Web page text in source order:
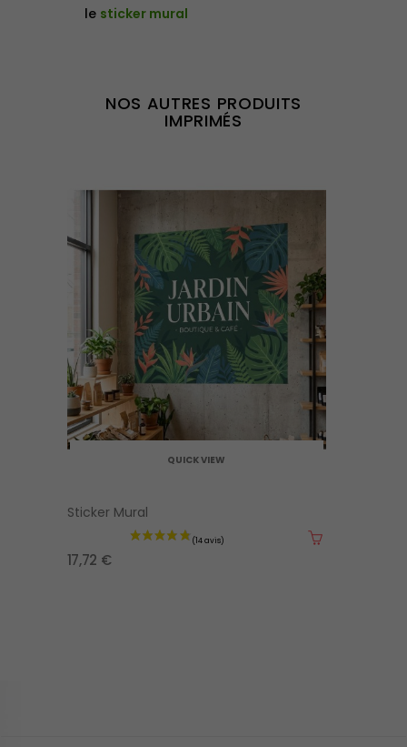
le sticker mural
NOS AUTRES PRODUITS
IMPRIMÉS
QUICK VIEW
Sticker Mural
17,72 €